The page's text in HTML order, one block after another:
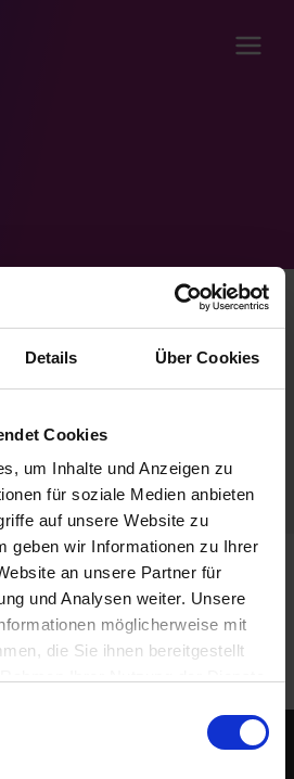
Details Über Cookies
Cookies
um Inhalte und Anzeigen zu
für soziale Medien anbieten
auf unsere Website zu
geben wir Informationen zu Ihrer
an unsere Partner für
und Analysen weiter. Unsere
möglicherweise mit
die Sie ihnen bereitgestellt
Checklists
Data analysis
Podcast
Video